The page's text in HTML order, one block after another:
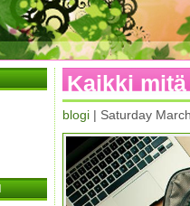
Kaikki
blogi | Saturday